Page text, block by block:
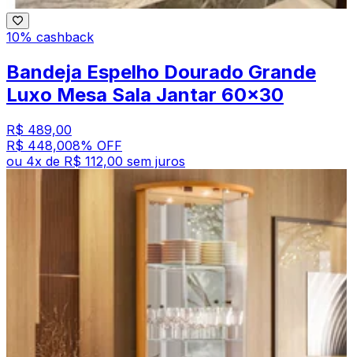
10% cashback
Bandeja Espelho Dourado Grande
Luxo Mesa Sala Jantar 60x30
R$ 489,00
R$ 448,008% OFF
ou 4x de R$ 112,00 sem juros